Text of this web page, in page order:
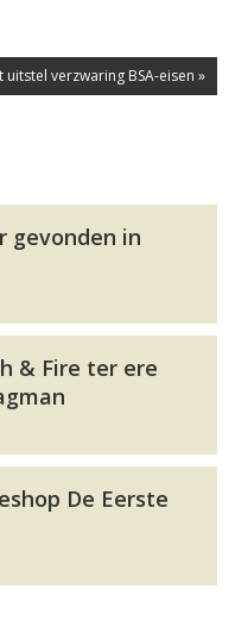
verzwaring BSA-eisen »
gevonden in
& Fire ter ere
De Eerste